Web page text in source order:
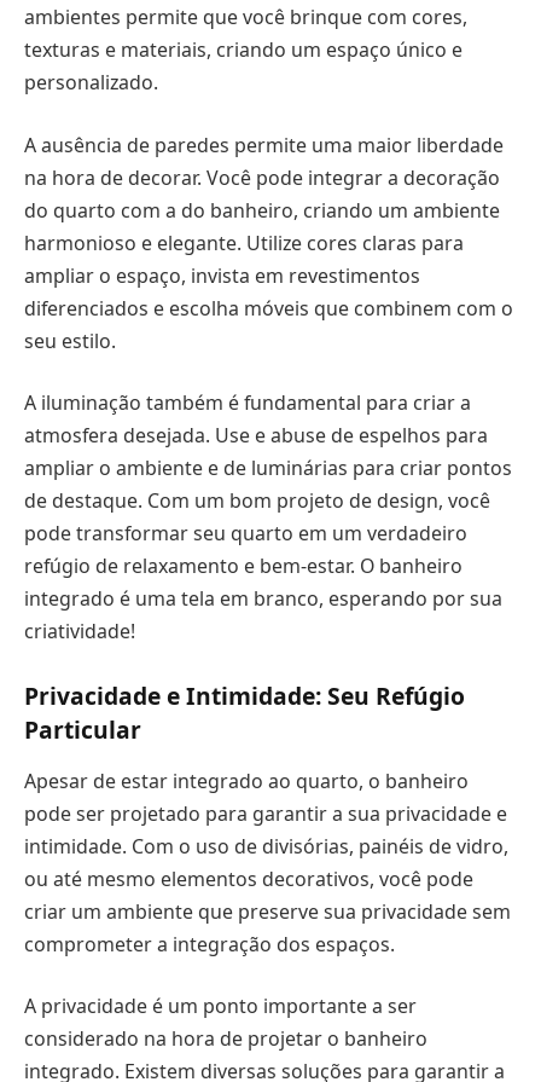
ambientes permite que você brinque com cores,
texturas e materiais, criando um espaço único e
personalizado.
A ausência de paredes permite uma maior liberdade
na hora de decorar. Você pode integrar a decoração
do quarto com a do banheiro, criando um ambiente
harmonioso e elegante. Utilize cores claras para
ampliar o espaço, invista em revestimentos
diferenciados e escolha móveis que combinem com o
seu estilo.
A iluminação também é fundamental para criar a
atmosfera desejada. Use e abuse de espelhos para
ampliar o ambiente e de luminárias para criar pontos
de destaque. Com um bom projeto de design, você
pode transformar seu quarto em um verdadeiro
refúgio de relaxamento e bem-estar. O banheiro
integrado é uma tela em branco, esperando por sua
criatividade!
Privacidade e Intimidade: Seu Refúgio
Particular
Apesar de estar integrado ao quarto, o banheiro
pode ser projetado para garantir a sua privacidade e
intimidade. Com o uso de divisórias, painéis de vidro,
ou até mesmo elementos decorativos, você pode
criar um ambiente que preserve sua privacidade sem
comprometer a integração dos espaços.
A privacidade é um ponto importante a ser
considerado na hora de projetar o banheiro
integrado. Existem diversas soluções para garantir a